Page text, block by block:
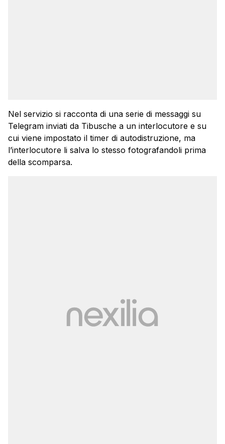
Nel servizio si racconta di una serie di messaggi su
Telegram inviati da Tibusche a un interlocutore e su
cui viene impostato il timer di autodistruzione, ma
l’interlocutore li salva lo stesso fotografandoli prima
della scomparsa.